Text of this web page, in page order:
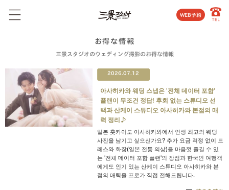
WEB予約
お得な情報
三景スタジオのウェディング撮影のお得な情報
2026.07.12
아사히카와 웨딩 스냅은 '전체 데이터 포함'
플랜이 무조건 정답! 후회 없는 스튜디오 선
택과 산케이 스튜디오 아사히카와 본점의 매
력 정리♪
일본 홋카이도 아사히카와에서 인생 최고의 웨딩
사진을 남기고 싶으신가요? 추가 요금 걱정 없이 드
레스와 화장(일본 전통 의상)을 마음껏 즐길 수 있
는 '전체 데이터 포함 플랜'의 장점과 한국인 여행객
에게도 인기 있는 산케이 스튜디오 아사히카와 본
점의 매력을 프로가 직접 전해드립니다.